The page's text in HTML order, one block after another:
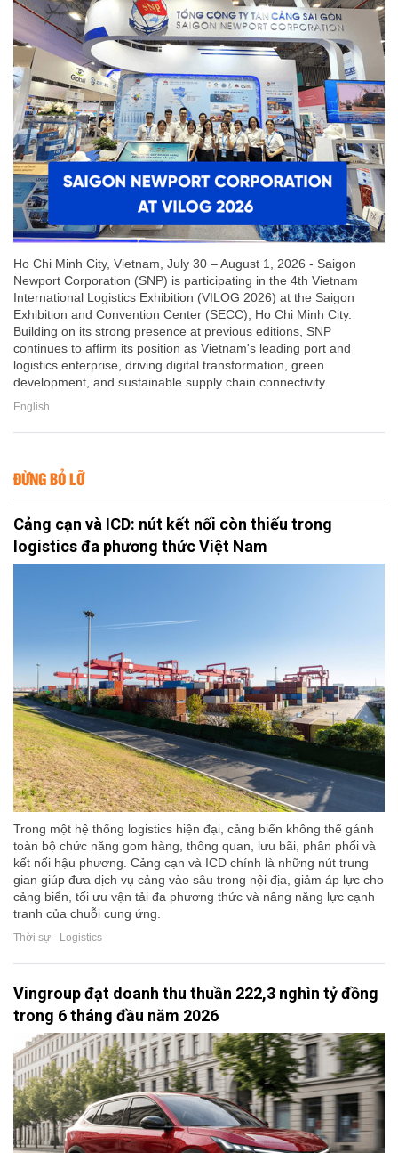
Ho Chi Minh City, Vietnam, July 30 – August 1, 2026 - Saigon
Newport Corporation (SNP) is participating in the 4th Vietnam
International Logistics Exhibition (VILOG 2026) at the Saigon
Exhibition and Convention Center (SECC), Ho Chi Minh City.
Building on its strong presence at previous editions, SNP
continues to affirm its position as Vietnam's leading port and
logistics enterprise, driving digital transformation, green
development, and sustainable supply chain connectivity.
English
ĐỪNG BỎ LỠ
Cảng cạn và ICD: nút kết nối còn thiếu trong
logistics đa phương thức Việt Nam
Trong một hệ thống logistics hiện đại, cảng biển không thể gánh
toàn bộ chức năng gom hàng, thông quan, lưu bãi, phân phối và
kết nối hậu phương. Cảng cạn và ICD chính là những nút trung
gian giúp đưa dịch vụ cảng vào sâu trong nội địa, giảm áp lực cho
cảng biển, tối ưu vận tải đa phương thức và nâng năng lực cạnh
tranh của chuỗi cung ứng.
Thời sự - Logistics
Vingroup đạt doanh thu thuần 222,3 nghìn tỷ đồng
trong 6 tháng đầu năm 2026